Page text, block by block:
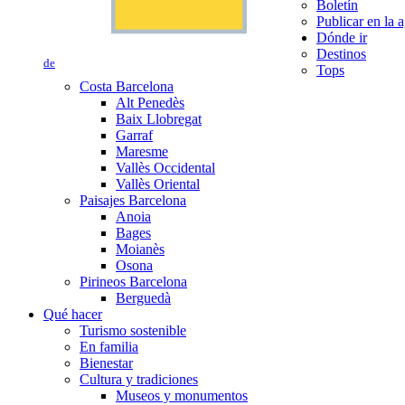
de
Boletín
Publicar en la
Dónde ir
Destinos
Tops
Costa Barcelona
Alt Penedès
Baix Llobregat
Garraf
Maresme
Vallès Occidental
Vallès Oriental
Paisajes Barcelona
Anoia
Bages
Moianès
Osona
Pirineos Barcelona
Berguedà
Qué hacer
Turismo sostenible
En familia
Bienestar
Cultura y tradiciones
Museos y monumentos